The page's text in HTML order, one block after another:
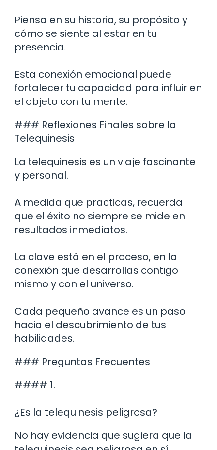
Piensa en su historia, su propósito y
cómo se siente al estar en tu
presencia.
Esta conexión emocional puede
fortalecer tu capacidad para influir en
el objeto con tu mente.
### Reflexiones Finales sobre la
Telequinesis
La telequinesis es un viaje fascinante
y personal.
A medida que practicas, recuerda
que el éxito no siempre se mide en
resultados inmediatos.
La clave está en el proceso, en la
conexión que desarrollas contigo
mismo y con el universo.
Cada pequeño avance es un paso
hacia el descubrimiento de tus
habilidades.
### Preguntas Frecuentes
#### 1.
¿Es la telequinesis peligrosa?
No hay evidencia que sugiera que la